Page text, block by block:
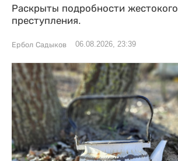
Раскрыты подробности жестокого
преступления.
Ербол Садыков 06.08.2026, 23:39